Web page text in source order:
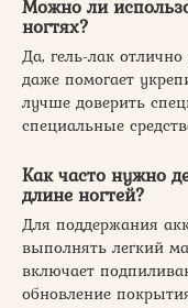
Можно ли
ногтях?
Да, гель-лак
даже помогает
лучше доверить
специальные
Как часто нужно
длине ногтей?
Для поддержания
выполнять легкий
включает
обновление